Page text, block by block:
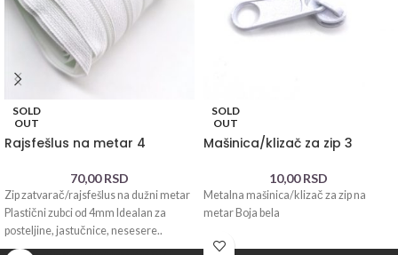
SOLD
OUT
Rajsfešlus na metar 4
70,00RSD
Zip zatvarač/rajsfešlus na dužni metar
Plastični zubci od 4mm Idealan za
posteljine, jastučnice, nesesere..
SOLD
OUT
Mašinica/klizač za zip 3
10,00RSD
Metalna mašinica/klizač za zip na
metar Boja bela